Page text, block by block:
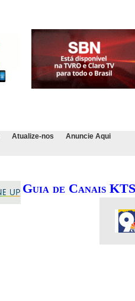
Atualize-nos
Anuncie Aqui
Guia de Canais